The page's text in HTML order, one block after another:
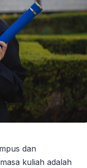
dan
kuliah adalah